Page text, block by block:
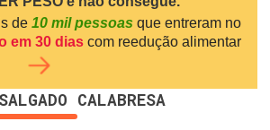
de 10 mil pessoas que entreram no
em 30 dias com reedução alimentar
CALABRESA